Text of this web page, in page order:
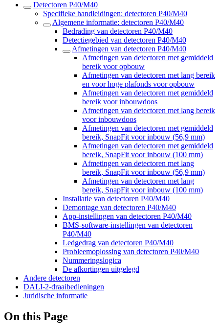
Detectoren P40/M40
Specifieke handleidingen: detectoren P40/M40
Algemene informatie: detectoren P40/M40
Bedrading van detectoren P40/M40
Detectiegebied van detectoren P40/M40
Afmetingen van detectoren P40/M40
Afmetingen van detectoren met gemiddeld
bereik voor opbouw
Afmetingen van detectoren met lang bereik
en voor hoge plafonds voor opbouw
Afmetingen van detectoren met gemiddeld
bereik voor inbouwdoos
Afmetingen van detectoren met lang bereik
voor inbouwdoos
Afmetingen van detectoren met gemiddeld
bereik, SnapFit voor inbouw (56,9 mm)
Afmetingen van detectoren met gemiddeld
bereik, SnapFit voor inbouw (100 mm)
Afmetingen van detectoren met lang
bereik, SnapFit voor inbouw (56,9 mm)
Afmetingen van detectoren met lang
bereik, SnapFit voor inbouw (100 mm)
Installatie van detectoren P40/M40
Demontage van detectoren P40/M40
App-instellingen van detectoren P40/M40
BMS-software-instellingen van detectoren
P40/M40
Ledgedrag van detectoren P40/M40
Probleemoplossing van detectoren P40/M40
Nummeringslogica
De afkortingen uitgelegd
Andere detectoren
DALI-2-draaibedieningen
Juridische informatie
On this Page